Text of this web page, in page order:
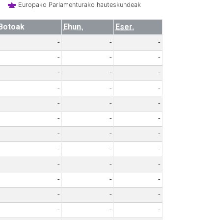
Europako Parlamenturako hauteskundeak
Ehun.
Eser.
-
-
-
-
-
-
-
-
-
-
-
-
-
-
-
-
-
-
-
-
-
-
-
-
-
-
-
-
-
-
-
-
-
-
- -